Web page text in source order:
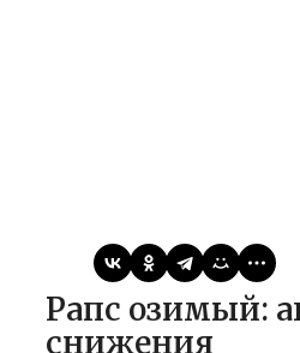
Рапс озимый: агрономические риски и способы их
снижения